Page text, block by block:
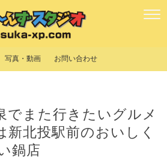
写真・動画 お問い合わせ
でまた行きたいグルメ
新北投駅前のおいしく
鍋店